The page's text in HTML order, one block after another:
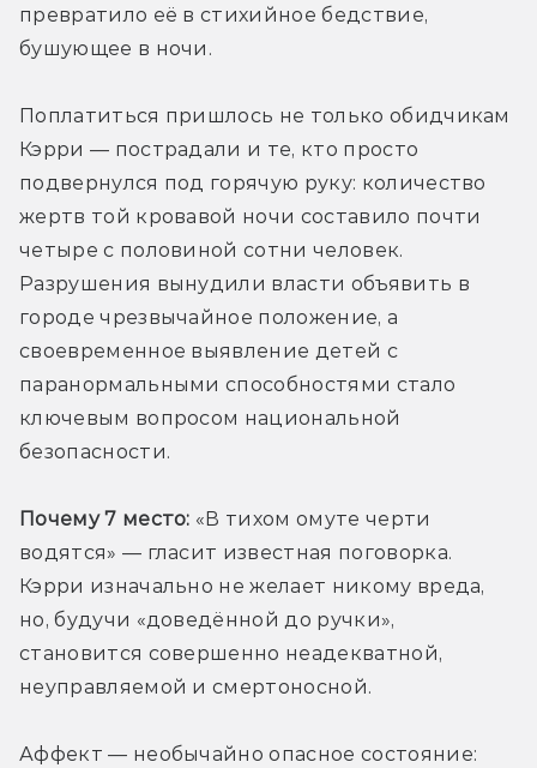
превратило её в стихийное бедствие,
бушующее в ночи.
Поплатиться пришлось не только обидчикам
Кэрри — пострадали и те, кто просто
подвернулся под горячую руку: количество
жертв той кровавой ночи составило почти
четыре с половиной сотни человек.
Разрушения вынудили власти объявить в
городе чрезвычайное положение, а
своевременное выявление детей с
паранормальными способностями стало
ключевым вопросом национальной
безопасности.
Почему 7 место: «В тихом омуте черти
водятся» — гласит известная поговорка.
Кэрри изначально не желает никому вреда,
но, будучи «доведённой до ручки»,
становится совершенно неадекватной,
неуправляемой и смертоносной.
Аффект — необычайно опасное состояние: